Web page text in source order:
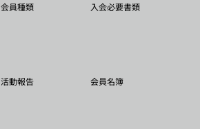
会員種類
入会必要書類
活動報告
会員名簿